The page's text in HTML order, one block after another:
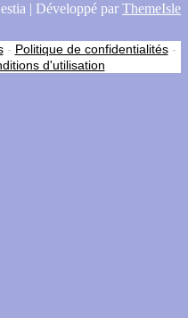
| Développé par ThemeIsle
- Politique de confidentialités-
d'utilisation